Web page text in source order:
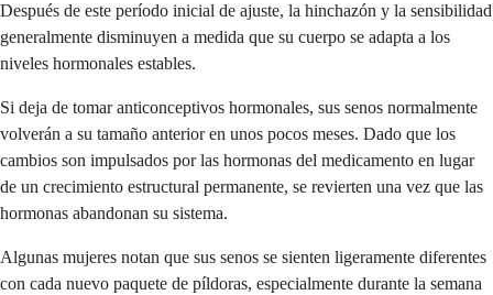
Después de este período inicial de ajuste, la hinchazón y la sensibilidad
generalmente disminuyen a medida que su cuerpo se adapta a los
niveles hormonales estables.
Si deja de tomar anticonceptivos hormonales, sus senos normalmente
volverán a su tamaño anterior en unos pocos meses. Dado que los
cambios son impulsados por las hormonas del medicamento en lugar
de un crecimiento estructural permanente, se revierten una vez que las
hormonas abandonan su sistema.
Algunas mujeres notan que sus senos se sienten ligeramente diferentes
con cada nuevo paquete de píldoras, especialmente durante la semana